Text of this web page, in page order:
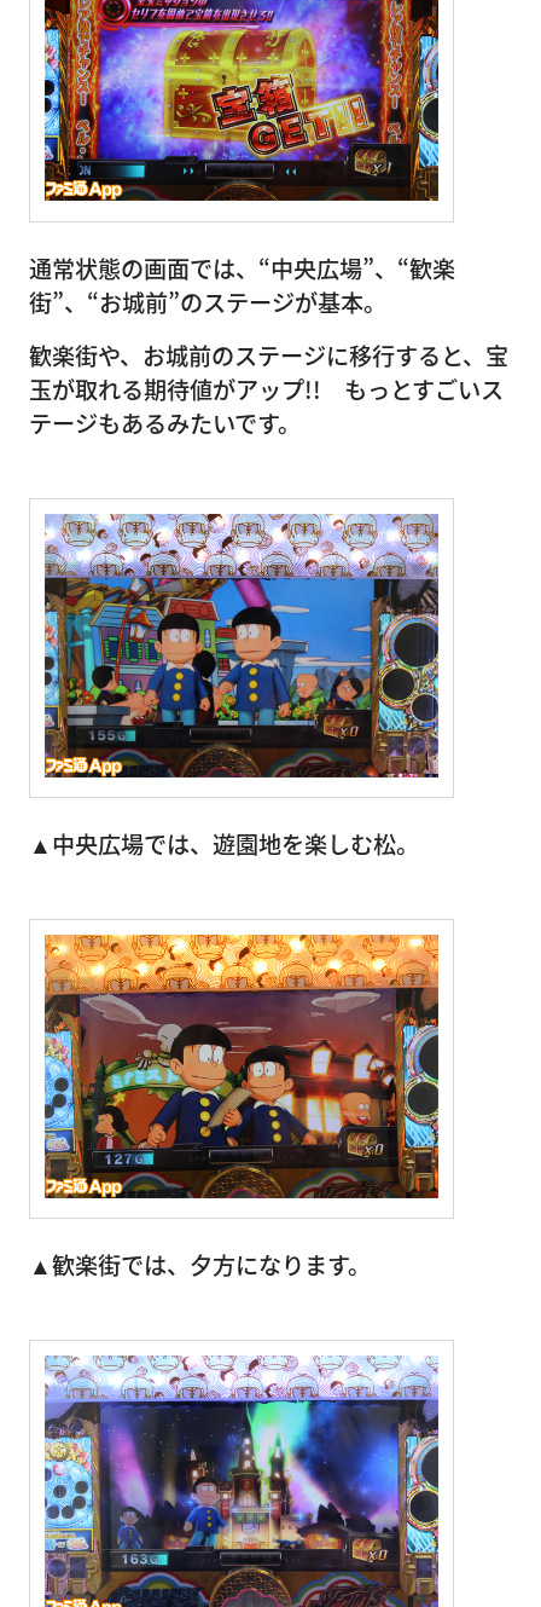
通常状態の画面では、“中央広場”、“歓楽
街”、“お城前”のステージが基本。
歓楽街や、お城前のステージに移行すると、宝
玉が取れる期待値がアップ!! もっとすごいス
テージもあるみたいです。
▲中央広場では、遊園地を楽しむ松。
▲歓楽街では、夕方になります。